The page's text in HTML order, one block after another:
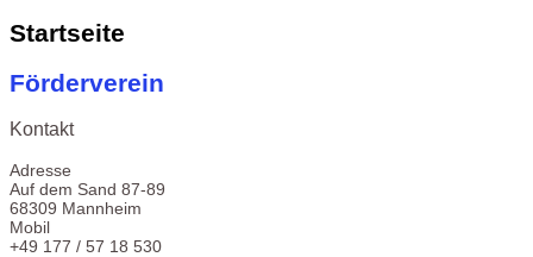
Startseite
Förderverein
Kontakt
Adresse
Auf dem Sand 87-89
68309 Mannheim
Mobil
+49 177 / 57 18 530